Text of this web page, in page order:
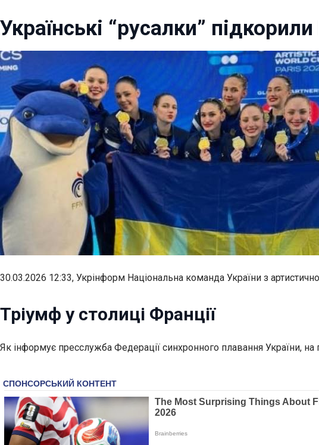
Українські “русалки”
30.03.2026 12:33, Укрінформ Національна команда України з
Тріумф у столиці Франції
Як інформує пресслужба Федерації синхронного плавання України,